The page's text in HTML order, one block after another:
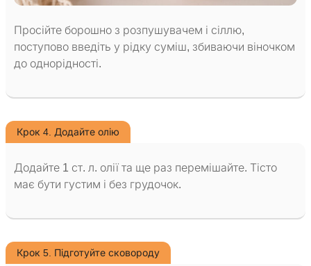
Просійте борошно з розпушувачем і сіллю,
поступово введіть у рідку суміш, збиваючи віночком
до однорідності.
Крок 4. Додайте олію
Додайте 1 ст. л. олії та ще раз перемішайте. Тісто
має бути густим і без грудочок.
Крок 5. Підготуйте сковороду